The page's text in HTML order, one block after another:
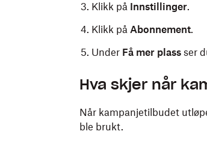
Klikk på Innstillinger.
Klikk på Abonnement.
Under Få mer plass ser
Hva skjer når
Når kampanjetilbudet
ble brukt.